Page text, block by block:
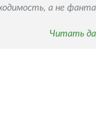
а не
Читать